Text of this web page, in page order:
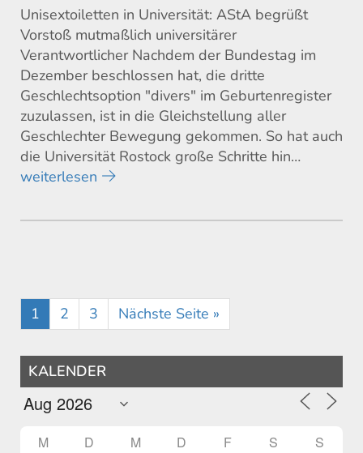
Unisextoiletten in Universität: AStA begrüßt
Vorstoß mutmaßlich universitärer
Verantwortlicher Nachdem der Bundestag im
Dezember beschlossen hat, die dritte
Geschlechtsoption "divers" im Geburtenregister
zuzulassen, ist in die Gleichstellung aller
Geschlechter Bewegung gekommen. So hat auch
die Universität Rostock große Schritte hin…
weiterlesen
1 2 3 Nächste Seite »
KALENDER
M D M D F S S